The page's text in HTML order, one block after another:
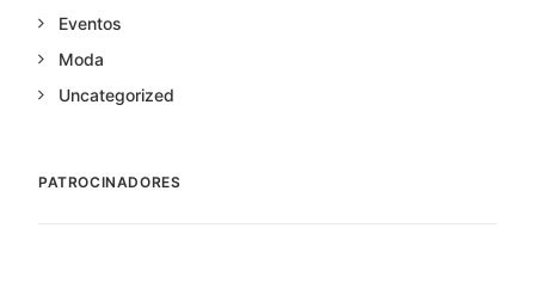
Eventos
Moda
Uncategorized
PATROCINADORES